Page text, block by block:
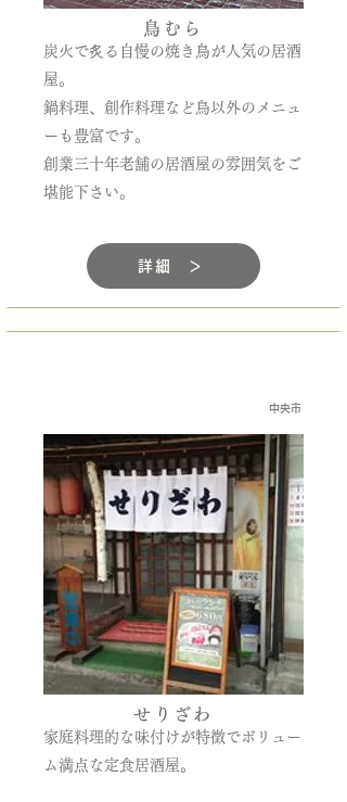
鳥むら
炭火で炙る自慢の焼き鳥が人気の居酒
屋。
鍋料理、創作料理など鳥以外のメニュ
ーも豊富です。
創業三十年老舗の居酒屋の雰囲気をご
堪能下さい。
詳細 ＞
中央市
せりざわ
家庭料理的な味付けが特徴でボリュー
ム満点な定食居酒屋。